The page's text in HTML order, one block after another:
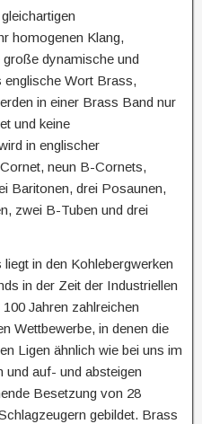
homogenen Klang,
dynamische und
englische Wort Brass,
in einer Brass Band nur
und keine
in englischer
neun B-Cornets,
Baritonen, drei Posaunen,
zwei B-Tuben und drei
in den Kohlebergwerken
in der Zeit der Industriellen
Jahren zahlreichen
Wettbewerbe, in denen die
Ligen ähnlich wie bei uns im
und auf- und absteigen
Besetzung von 28
gebildet. Brass